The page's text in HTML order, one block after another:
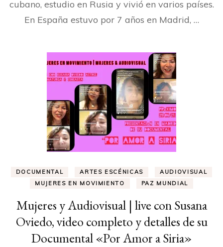
cubano, estudio en Rusia y vivió en varios países.
En España estuvo por 7 años en Madrid, …
DOCUMENTAL ARTES ESCÉNICAS
AUDIOVISUAL
MUJERES EN MOVIMIENTO
PAZ MUNDIAL
Mujeres y Audiovisual | live con Susana
Oviedo, video completo y detalles de su
Documental «Por Amor a Siria»